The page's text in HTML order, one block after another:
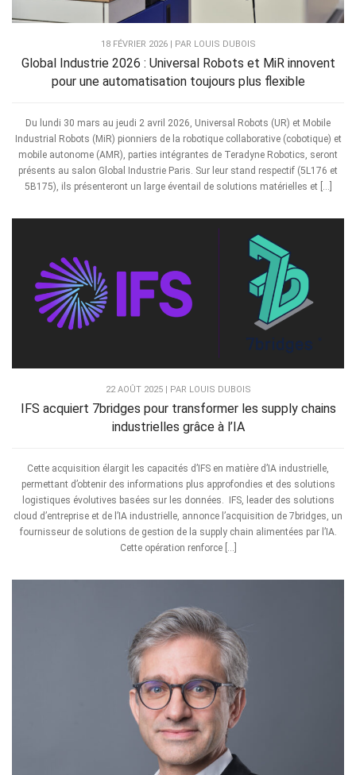
18 FÉVRIER 2026 | PAR LOUIS DUBOIS
Global Industrie 2026 : Universal Robots et MiR innovent
pour une automatisation toujours plus flexible
Du lundi 30 mars au jeudi 2 avril 2026, Universal Robots (UR) et Mobile
Industrial Robots (MiR) pionniers de la robotique collaborative (cobotique) et
mobile autonome (AMR), parties intégrantes de Teradyne Robotics, seront
présents au salon Global Industrie Paris. Sur leur stand respectif (5L176 et
5B175), ils présenteront un large éventail de solutions matérielles et […]
22 AOÛT 2025 | PAR LOUIS DUBOIS
IFS acquiert 7bridges pour transformer les supply chains
industrielles grâce à l’IA
Cette acquisition élargit les capacités d’IFS en matière d’IA industrielle,
permettant d’obtenir des informations plus approfondies et des solutions
logistiques évolutives basées sur les données. IFS, leader des solutions
cloud d’entreprise et de l’IA industrielle, annonce l’acquisition de 7bridges, un
fournisseur de solutions de gestion de la supply chain alimentées par l’IA.
Cette opération renforce […]